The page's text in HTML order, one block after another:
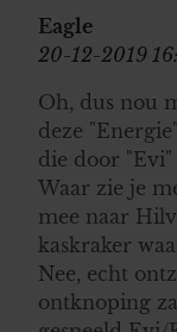
Eagle
20-12-2019
Oh, dus nou
deze
die door "Evi"
Waar zie je
mee naar
kaskraker
Nee, echt
ontknoping